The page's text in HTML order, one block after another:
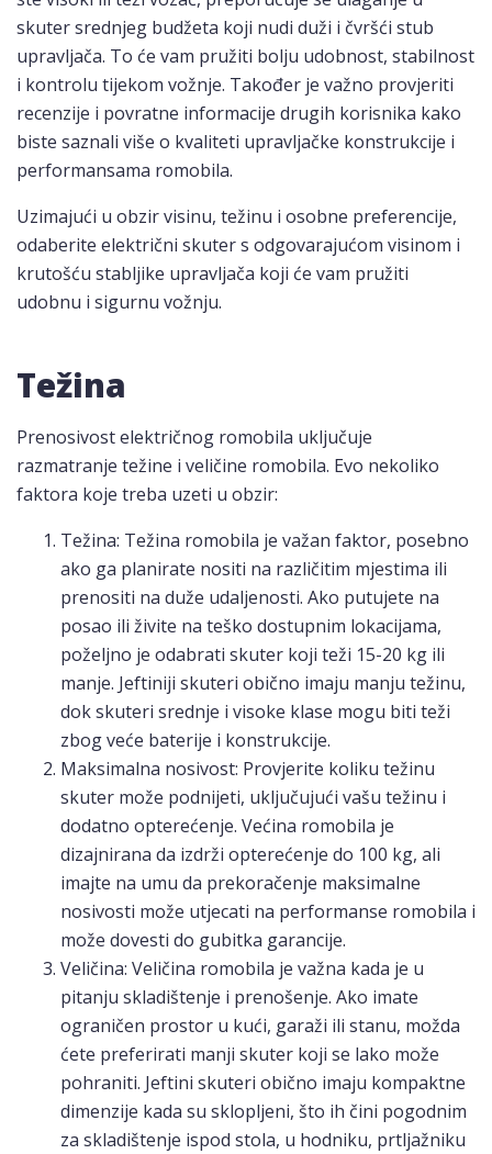
skuter srednjeg budžeta koji nudi duži i čvršći stub
upravljača. To će vam pružiti bolju udobnost, stabilnost
i kontrolu tijekom vožnje. Također je važno provjeriti
recenzije i povratne informacije drugih korisnika kako
biste saznali više o kvaliteti upravljačke konstrukcije i
performansama romobila.
Uzimajući u obzir visinu, težinu i osobne preferencije,
odaberite električni skuter s odgovarajućom visinom i
krutošću stabljike upravljača koji će vam pružiti
udobnu i sigurnu vožnju.
Težina
Prenosivost električnog romobila uključuje
razmatranje težine i veličine romobila. Evo nekoliko
faktora koje treba uzeti u obzir:
Težina: Težina romobila je važan faktor, posebno
ako ga planirate nositi na različitim mjestima ili
prenositi na duže udaljenosti. Ako putujete na
posao ili živite na teško dostupnim lokacijama,
poželjno je odabrati skuter koji teži 15-20 kg ili
manje. Jeftiniji skuteri obično imaju manju težinu,
dok skuteri srednje i visoke klase mogu biti teži
zbog veće baterije i konstrukcije.
Maksimalna nosivost: Provjerite koliku težinu
skuter može podnijeti, uključujući vašu težinu i
dodatno opterećenje. Većina romobila je
dizajnirana da izdrži opterećenje do 100 kg, ali
imajte na umu da prekoračenje maksimalne
nosivosti može utjecati na performanse romobila i
može dovesti do gubitka garancije.
Veličina: Veličina romobila je važna kada je u
pitanju skladištenje i prenošenje. Ako imate
ograničen prostor u kući, garaži ili stanu, možda
ćete preferirati manji skuter koji se lako može
pohraniti. Jeftini skuteri obično imaju kompaktne
dimenzije kada su sklopljeni, što ih čini pogodnim
za skladištenje ispod stola, u hodniku, prtljažniku